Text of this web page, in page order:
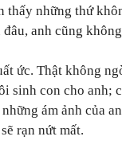
những thứ
anh cũng
ức. Thật không
sinh con cho anh;
ám ảnh của
rạn nứt mất.